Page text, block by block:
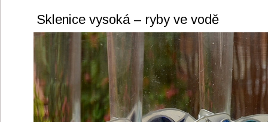
Sklenice vysoká – ryby ve vodě